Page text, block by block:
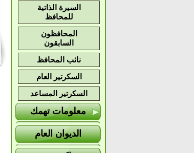
السيرة الذاتية
للمحافظ
المحافظون
السابقون
نائب المحافظ
السكرتير العام
السكرتير المساعد
معلومات تهمك
الديوان العام